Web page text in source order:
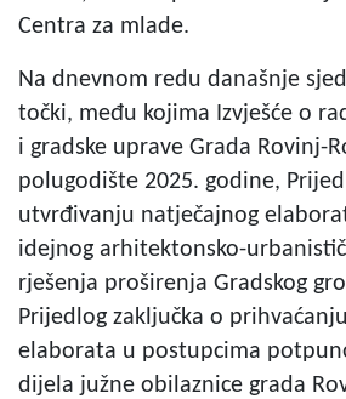
Centra za mlade.
Na dnevnom redu današnje
točki, među kojima Izvješće o
i gradske uprave Grada Rovinj-
polugodište 2025. godine,
utvrđivanju natječajnog
idejnog arhitektonsko-
rješenja proširenja Gradskog
Prijedlog zaključka o
elaborata u postupcima
dijela južne obilaznice grada